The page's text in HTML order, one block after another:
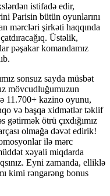
istifadə edir,
Parisin bütün oyunlarını
mərcləri şirkəti haqqında
Üstəlik,
pəşakar komandamız
sonsuz sayda müsbət
mövcudluğumuzun
11.700+ kazino oyunu,
və başqa xidmətlər təklif
gətirmək ötrü çıxdığımız
olmağa dəvət edirik!
ilə mərc
xəyali miqdarda
Eyni zamanda, elliklə
kimi rəngarəng bonus